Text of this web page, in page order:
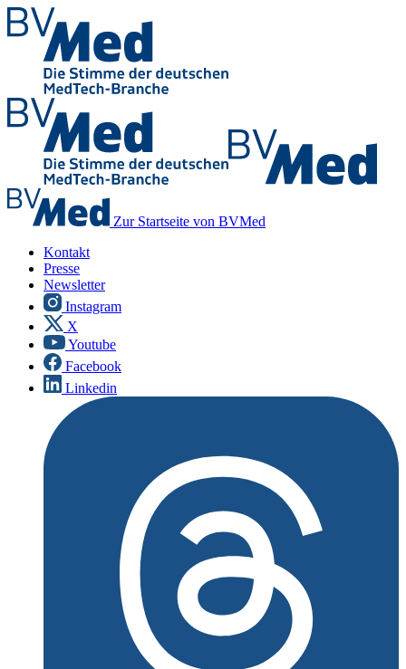
Zur Startseite von BVMed
Kontakt
Presse
Newsletter
Instagram
X
Youtube
Facebook
Linkedin